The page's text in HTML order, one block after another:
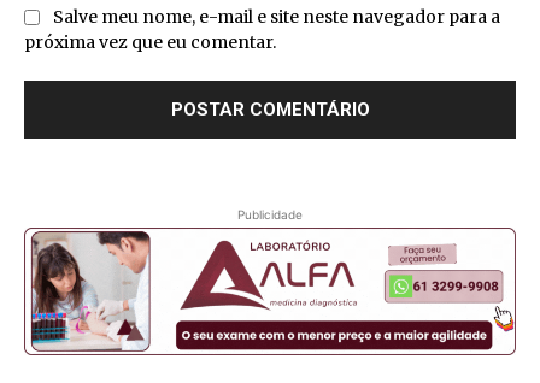
Salve meu nome, e-mail e site neste navegador para a
próxima vez que eu comentar.
Publicidade